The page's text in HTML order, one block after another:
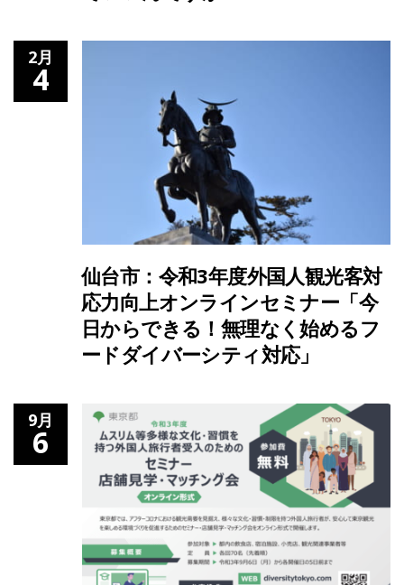
2月
4
仙台市：令和3年度外国人観光客対
応力向上オンラインセミナー「今
日からできる！無理なく始めるフ
ードダイバーシティ対応」
9月
6